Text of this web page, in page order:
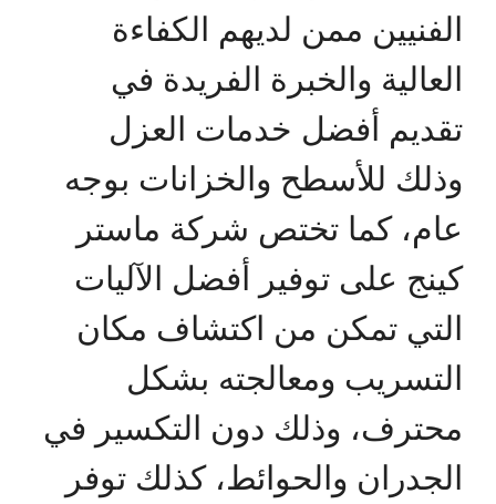
الفنيين ممن لديهم الكفاءة
العالية والخبرة الفريدة في
تقديم أفضل خدمات العزل
وذلك للأسطح والخزانات بوجه
عام، كما تختص شركة ماستر
كينج على توفير أفضل الآليات
التي تمكن من اكتشاف مكان
التسريب ومعالجته بشكل
محترف، وذلك دون التكسير في
الجدران والحوائط، كذلك توفر